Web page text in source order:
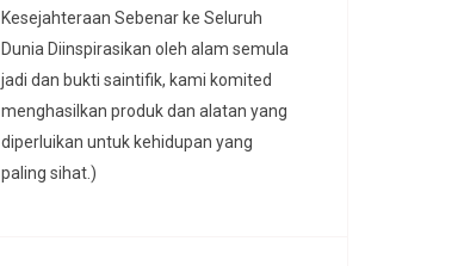
Kesejahteraan Sebenar ke Seluruh
Dunia Diinspirasikan oleh alam semula
jadi dan bukti saintifik, kami komited
menghasilkan produk dan alatan yang
diperluikan untuk kehidupan yang
paling sihat.)